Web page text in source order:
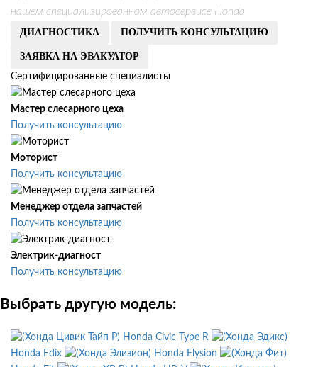
нашем специализированном автосервисе Honda
ДИАГНОСТИКА ПОЛУЧИТЬ КОНСУЛЬТАЦИЮ
ЗАЯВКА НА ЭВАКУАТОР
Сертифицированные специалисты
Мастер слесарного цеха
Получить консультацию
Моторист
Получить консультацию
Менеджер отдела запчастей
Получить консультацию
Электрик-диагност
Получить консультацию
Выбрать другую модель:
Honda Civic Type R
Honda Edix
Honda Elysion